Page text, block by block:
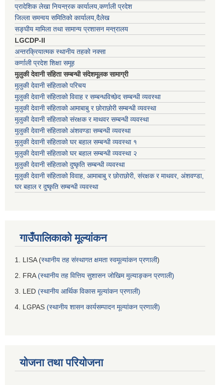
प्रादेशिक लेखा नियन्त्रक कार्यालय,कर्णाली प्रदेश
जिल्ला समन्वय समितिको कार्यालय,दैलेख
सङ्घीय मामिला तथा सामान्य प्रशासन मन्त्रालय
LGCDP-II
अन्तरक्रियात्मक स्थानीय तहको नक्सा
कर्णाली प्रदेश शिक्षा समूह
मुलुकी देवानी संहिता सम्बन्धी संदेशमूलक सामाग्री
मुलुकी देवानी संहिताको परिचय
मुलुकी देवानी संहिताको विवाह र सम्बन्धविच्छेद सम्बन्धी व्यवस्था
मुलुकी देवानी संहिताको आमाबाबु र छोराछोरी सम्बन्धी व्यवस्था
मुलुकी देवानी संहिताको संरक्षक र माथवर सम्बन्धी व्यवस्था
मुलुकी देवानी संहिताको अंशवण्डा सम्बन्धी व्यवस्था
मुलुकी देवानी संहिताको घर बहाल सम्बन्धी व्यवस्था १
मुलुकी देवानी संहिताको घर बहाल सम्बन्धी व्यवस्था २
मुलुकी देवानी संहिताको दुष्कृति सम्बन्धी व्यवस्था
मुलुकी देवानी संहिताको विवाह, आमाबाबु र छोराछोरी, संरक्षक र माथवर, अंशवण्डा,
घर बहाल र दुष्कृति सम्बन्धी व्यवस्था
गाउँपालिकाको मूल्यांकन
1. LISA (स्थानीय तह संस्थागत क्षमता स्वमूल्यांकन प्रणाली)
2. FRA(स्थानीय तह वित्तिय सुशासन जोखिम मुल्याङ्कन प्रणाली)
3. LED (स्थानीय आर्थिक विकास मूल्यांकन प्रणाली)
4. LGPAS (स्थानीय शासन कार्यसम्पादन मूल्यांकन प्रणाली)
योजना तथा परियोजना